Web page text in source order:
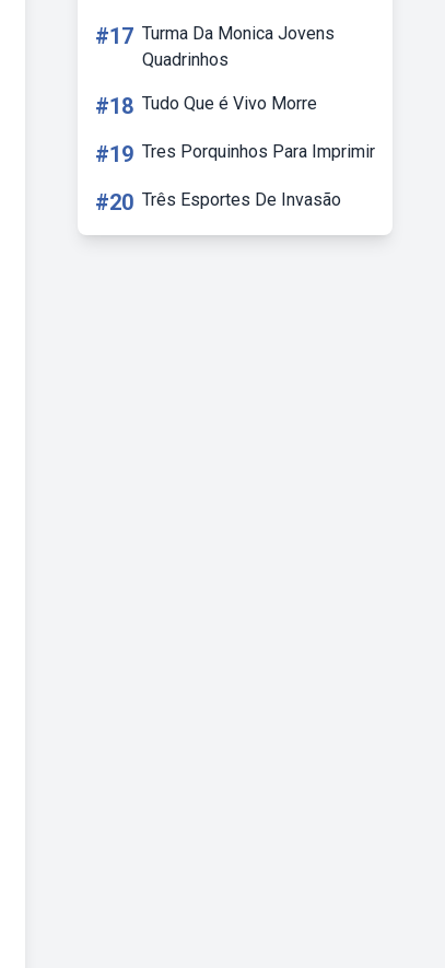
#17 Turma Da Monica Jovens
Quadrinhos
#18 Tudo Que é Vivo Morre
#19 Tres Porquinhos Para Imprimir
#20 Três Esportes De Invasão